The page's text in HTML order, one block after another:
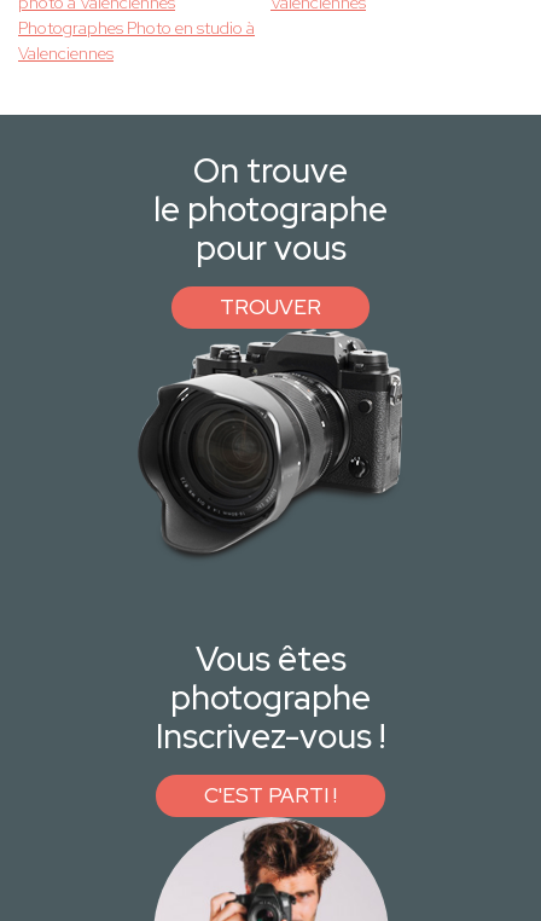
Photographes Photo en studio à
Valenciennes
On trouve
le photographe
pour vous
TROUVER
Vous êtes
photographe
Inscrivez-vous !
C'EST PARTI !